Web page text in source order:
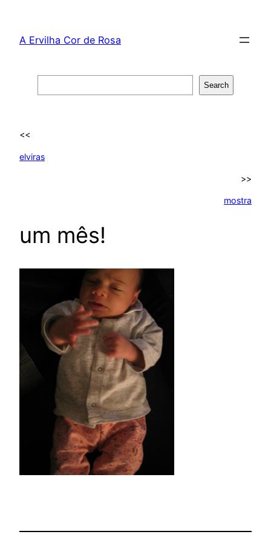
content
A Ervilha Cor de Rosa
Search
<<
elviras
>>
mostra
um mês!